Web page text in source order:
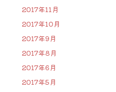
2017年11月
2017年10月
2017年9月
2017年8月
2017年6月
2017年5月